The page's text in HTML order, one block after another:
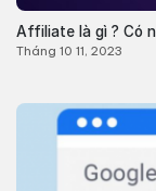
Affiliate là gì ? Có
Tháng 10 11, 2023